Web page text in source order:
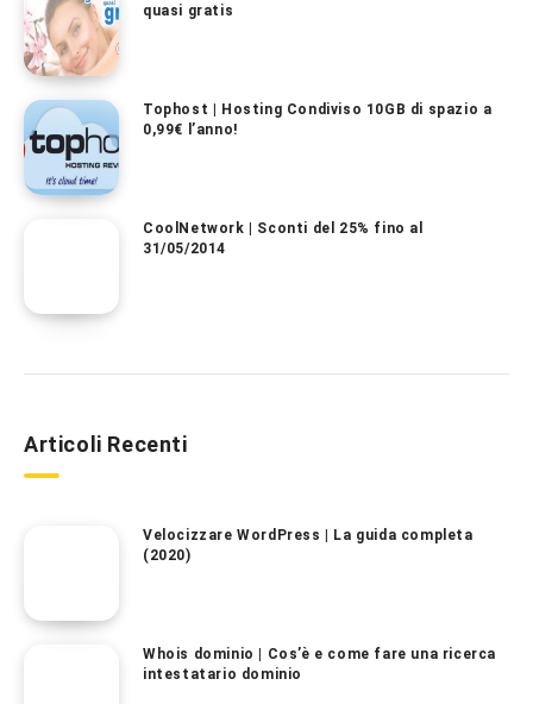
quasi gratis
Tophost | Hosting Condiviso 10GB di spazio a
0,99€ l’anno!
CoolNetwork | Sconti del 25% fino al
31/05/2014
Articoli Recenti
Velocizzare WordPress | La guida completa
(2020)
Whois dominio | Cos’è e come fare una ricerca
intestatario dominio